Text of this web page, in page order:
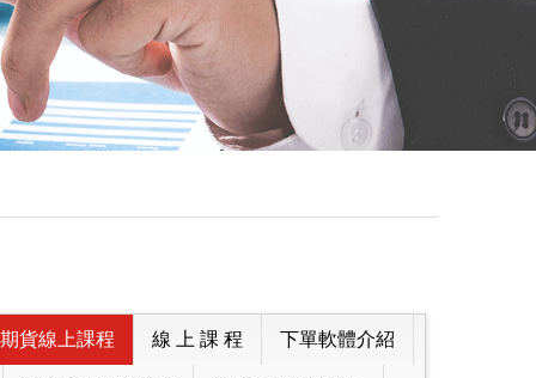
貨線上課程 線 上 課 程 下單軟體介紹